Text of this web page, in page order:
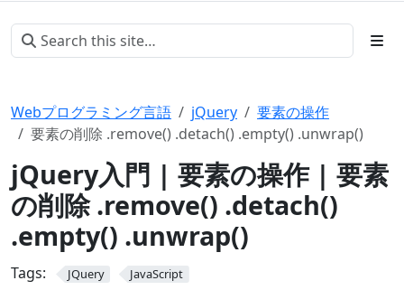
Webプログラミング言語 jQuery
要素の操作
要素の削除 .remove() .detach() .empty() .unwrap()
jQuery入門 | 要素の操作 | 要素
の削除 .remove() .detach()
.empty() .unwrap()
Tags: JQuery JavaScript